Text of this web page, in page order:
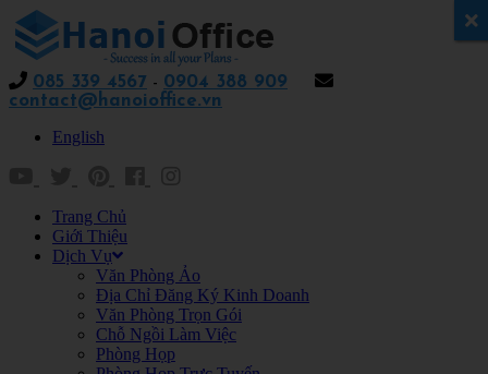
085 339 4567 - 0904 388 909
contact@hanoioffice.vn
English
Trang Chủ
Giới Thiệu
Dịch Vụ
Văn Phòng Ảo
Địa Chỉ Đăng Ký Kinh Doanh
Văn Phòng Trọn Gói
Chỗ Ngồi Làm Việc
Phòng Họp
x